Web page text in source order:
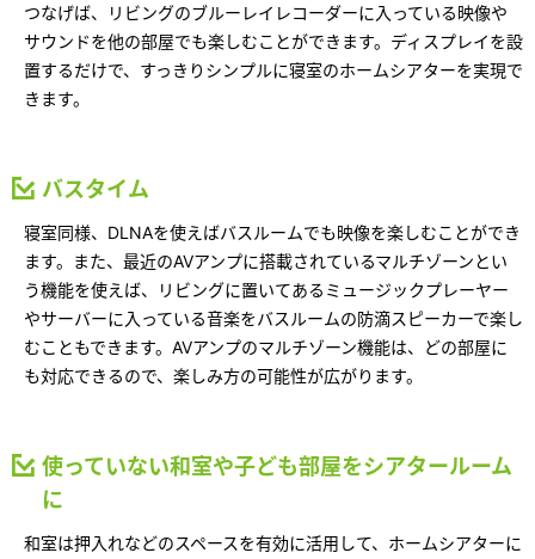
つなげば、リビングのブルーレイレコーダーに入っている映像や
サウンドを他の部屋でも楽しむことができます。ディスプレイを設
置するだけで、すっきりシンプルに寝室のホームシアターを実現で
きます。
バスタイム
寝室同様、DLNAを使えばバスルームでも映像を楽しむことができ
ます。また、最近のAVアンプに搭載されているマルチゾーンとい
う機能を使えば、リビングに置いてあるミュージックプレーヤー
やサーバーに入っている音楽をバスルームの防滴スピーカーで楽し
むこともできます。AVアンプのマルチゾーン機能は、どの部屋に
も対応できるので、楽しみ方の可能性が広がります。
使っていない和室や子ども部屋をシアタールーム
に
和室は押入れなどのスペースを有効に活用して、ホームシアターに